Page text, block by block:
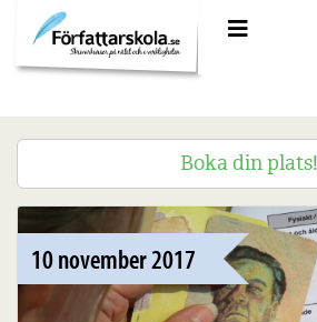
Boka din plats!
10 november 2017